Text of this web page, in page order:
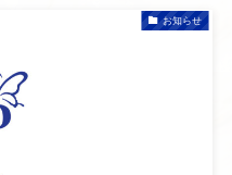
お知らせ